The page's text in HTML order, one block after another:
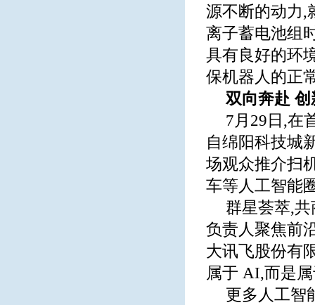
源不断的动力,
离子蓄电池组
具有良好的环
保机器人的正
双向奔赴
7月29日,在
自绵阳科技城
场观众推介扫
车等人工智能
群星荟萃,
负责人聚焦前
大讯飞股份有
属于 AI,而是
更多人工智